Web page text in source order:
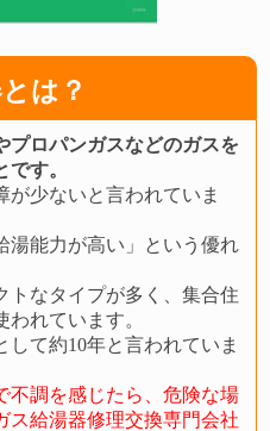
は？
プロパンガスなどのガスを
す。
が少ないと言われていま
湯能力が高い」という優れ
トなタイプが多く、集合住
れています。
て約10年と言われていま
不調を感じたら、危険な場
ス給湯器修理交換専門会社